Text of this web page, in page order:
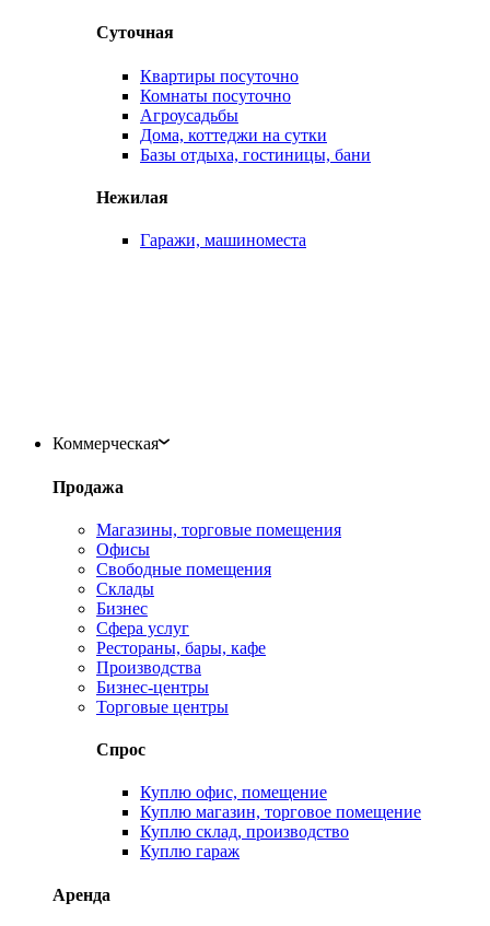
Суточная
Квартиры посуточно
Комнаты посуточно
Агроусадьбы
Дома, коттеджи на сутки
Базы отдыха, гостиницы, бани
Нежилая
Гаражи, машиноместа
Коммерческая
Продажа
Магазины, торговые помещения
Офисы
Свободные помещения
Склады
Бизнес
Сфера услуг
Рестораны, бары, кафе
Производства
Бизнес-центры
Торговые центры
Спрос
Куплю офис, помещение
Куплю магазин, торговое помещение
Куплю склад, производство
Куплю гараж
Аренда